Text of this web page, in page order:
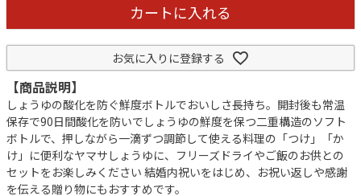
カートに入れる
お気に入りに登録する
【商品説明】
しょうゆの酸化を防ぐ鮮度ボトルでおいしさ長持ち。開封後も常温
保存で90日間酸化を防いでしょうゆの鮮度を保つ二重構造のソフト
ボトルで、押しながら一滴ずつ調節して使える料理の「つけ」「か
け」に便利なヤマサしょうゆに、フリーズドライやご飯のお供との
セットをお楽しみください 結婚内祝いをはじめ、お祝い返しや感謝
を伝える贈り物にもおすすめです。